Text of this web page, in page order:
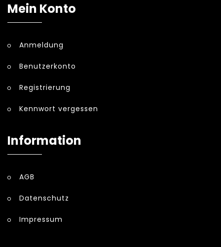
Mein Konto
Anmeldung
Benutzerkonto
Registrierung
Kennwort vergessen
Information
AGB
Datenschutz
Impressum